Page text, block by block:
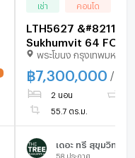
เช่า คอนโด
LTH5627 &#8211;
Sukhumvit 64 FOR
beds 2 baths size
Nearby BTS
station ONLY 7.3 MB
พระโขนง กรุงเทพมหานค
฿7,300,000 / เดื
2 นอน
55.7 ตร.ม.
เดอะ ทรี สุขุมวิท 64
58 ประกาศ